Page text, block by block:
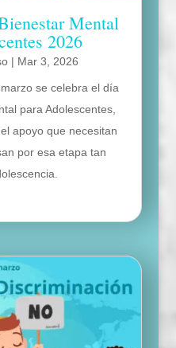
Mental
2026
| Mar 3, 2026
se celebra el día
para Adolescentes,
apoyo que necesitan
por esa etapa tan